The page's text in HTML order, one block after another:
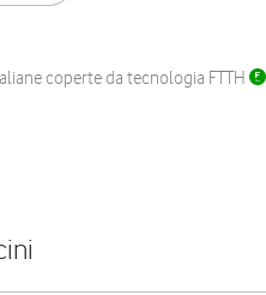
coperte da tecnologia FTTH